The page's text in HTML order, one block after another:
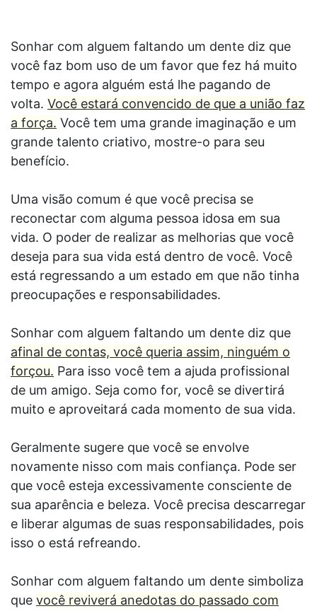
Sonhar com alguem faltando um dente diz que
você faz bom uso de um favor que fez há muito
tempo e agora alguém está lhe pagando de
volta. Você estará convencido de que a união faz
a força. Você tem uma grande imaginação e um
grande talento criativo, mostre-o para seu
benefício.
Uma visão comum é que você precisa se
reconectar com alguma pessoa idosa em sua
vida. O poder de realizar as melhorias que você
deseja para sua vida está dentro de você. Você
está regressando a um estado em que não tinha
preocupações e responsabilidades.
Sonhar com alguem faltando um dente diz que
afinal de contas, você queria assim, ninguém o
forçou. Para isso você tem a ajuda profissional
de um amigo. Seja como for, você se divertirá
muito e aproveitará cada momento de sua vida.
Geralmente sugere que você se envolve
novamente nisso com mais confiança. Pode ser
que você esteja excessivamente consciente de
sua aparência e beleza. Você precisa descarregar
e liberar algumas de suas responsabilidades, pois
isso o está refreando.
Sonhar com alguem faltando um dente simboliza
que você reviverá anedotas do passado com